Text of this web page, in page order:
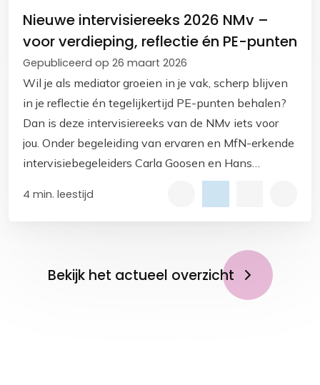
Nieuwe intervisiereeks 2026 NMv –
voor verdieping, reflectie én PE-punten
Gepubliceerd op 26 maart 2026
Wil je als mediator groeien in je vak, scherp blijven
in je reflectie én tegelijkertijd PE-punten behalen?
Dan is deze intervisiereeks van de NMv iets voor
jou. Onder begeleiding van ervaren en MfN-erkende
intervisiebegeleiders Carla Goosen en Hans
4 min. leestijd
Bekijk het actueel overzicht